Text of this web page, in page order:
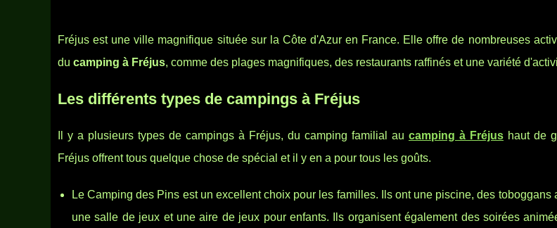
Fréjus est une ville magnifique située sur la Côte d'Azur en France. Elle offre de nombreuses
du camping à Fréjus, comme des plages magnifiques, des restaurants raffinés et une variété
Les différents types de campings à Fréjus
Il y a plusieurs types de campings à Fréjus, du camping familial au camping à Fréjus haut de
Fréjus offrent tous quelque chose de spécial et il y en a pour tous les goûts.
Le Camping des Pins est un excellent choix pour les familles. Ils ont une piscine, des toboggans
une salle de jeux et une aire de jeux pour enfants. Ils organisent également des soirées